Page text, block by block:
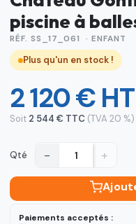
piscine à
RÉF. SS_17_061 · ENFANT
Plus qu'un en stock !
2 120 € HT
Soit 2 544 € TTC (TVA 20 %)
Qté − +
Paiements acceptés :